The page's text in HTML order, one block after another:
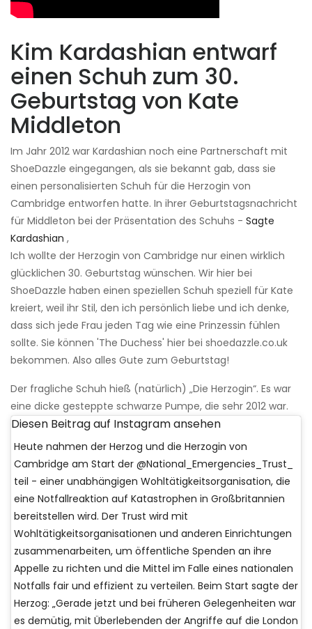
Kim Kardashian entwarf
einen Schuh zum 30.
Geburtstag von Kate
Middleton
Im Jahr 2012 war Kardashian noch eine Partnerschaft mit
ShoeDazzle eingegangen, als sie bekannt gab, dass sie
einen personalisierten Schuh für die Herzogin von
Cambridge entworfen hatte. In ihrer Geburtstagsnachricht
für Middleton bei der Präsentation des Schuhs - Sagte
Kardashian ,
Ich wollte der Herzogin von Cambridge nur einen wirklich
glücklichen 30. Geburtstag wünschen. Wir hier bei
ShoeDazzle haben einen speziellen Schuh speziell für Kate
kreiert, weil ihr Stil, den ich persönlich liebe und ich denke,
dass sich jede Frau jeden Tag wie eine Prinzessin fühlen
sollte. Sie können 'The Duchess' hier bei shoedazzle.co.uk
bekommen. Also alles Gute zum Geburtstag!
Der fragliche Schuh hieß (natürlich) „Die Herzogin“. Es war
eine dicke gesteppte schwarze Pumpe, die sehr 2012 war.
Diesen Beitrag auf Instagram ansehen
Heute nahmen der Herzog und die Herzogin von
Cambridge am Start der @National_Emergencies_Trust_
teil - einer unabhängigen Wohltätigkeitsorganisation, die
eine Notfallreaktion auf Katastrophen in Großbritannien
bereitstellen wird. Der Trust wird mit
Wohltätigkeitsorganisationen und anderen Einrichtungen
zusammenarbeiten, um öffentliche Spenden an ihre
Appelle zu richten und die Mittel im Falle eines nationalen
Notfalls fair und effizient zu verteilen. Beim Start sagte der
Herzog: „Gerade jetzt und bei früheren Gelegenheiten war
es demütig, mit Überlebenden der Angriffe auf die London